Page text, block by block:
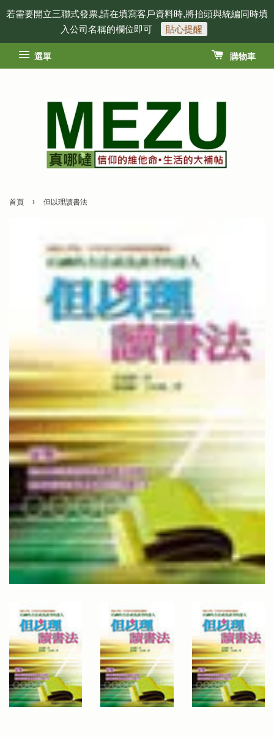
若需要開立三聯式發票,請在填寫客戶資料時,將抬頭與統編同時填
入公司名稱的欄位即可
貼心提醒
選單 購物車
首頁 › 但以理讀書法